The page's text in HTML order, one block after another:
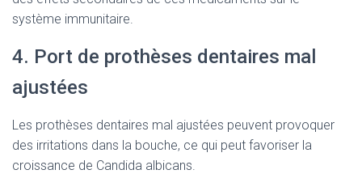
système immunitaire.
4. Port de prothèses dentaires mal
ajustées
Les prothèses dentaires mal ajustées peuvent provoquer
des irritations dans la bouche, ce qui peut favoriser la
croissance de Candida albicans.